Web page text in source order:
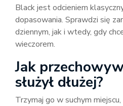
Black jest odcieniem
dopasowania. Sprawdzi się
dziennym, jak i wtedy, gdy
wieczorem.
Jak
służył dłużej?
Trzymaj go w suchym